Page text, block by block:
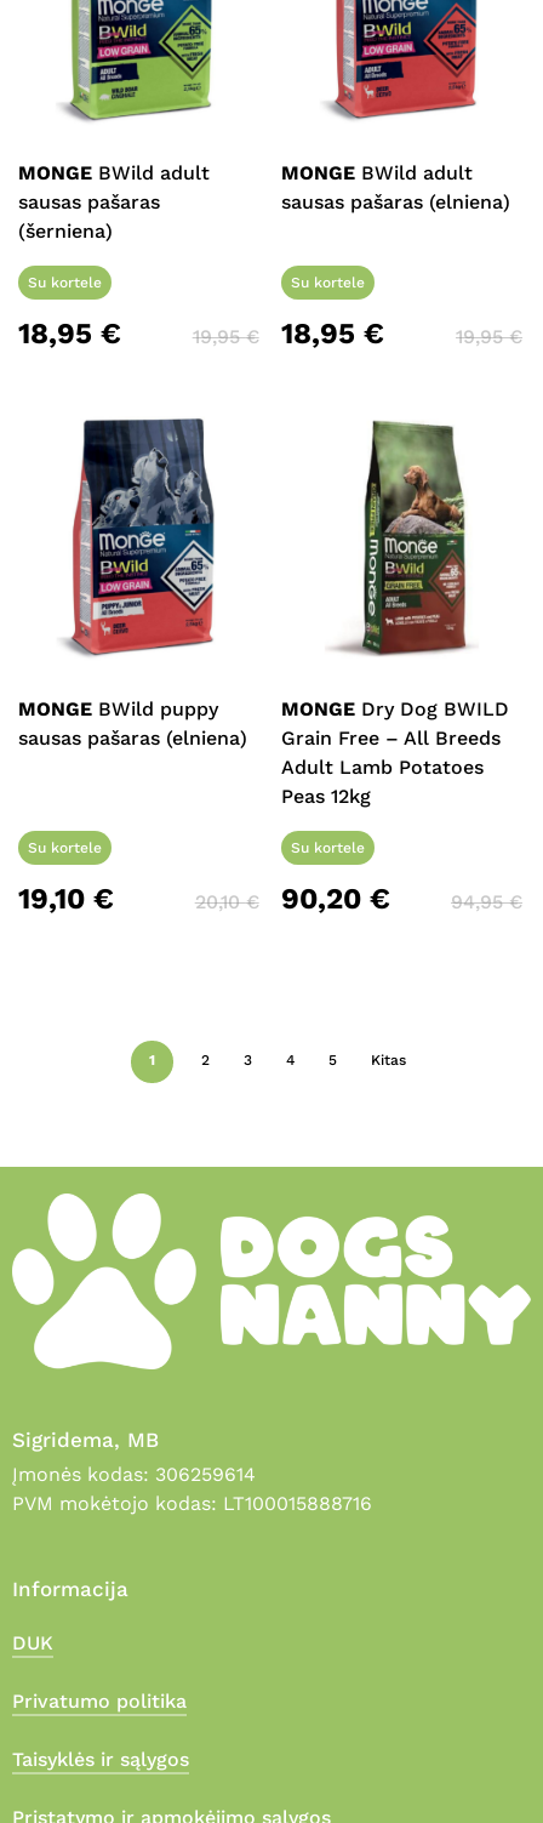
MONGE BWild adult
sausas pašaras
(šerniena)
Su kortele
18,95 € 19,95€
MONGE BWild adult
sausas pašaras (elniena)
Su kortele
18,95€ 19,95€
MONGE BWild puppy
sausas pašaras (elniena)
Su kortele
19,10 € 20,10€
MONGE Dry Dog BWILD
Grain Free – All Breeds
Adult Lamb Potatoes
Peas 12kg
Su kortele
90,20€ 94,95€
1 2 3 4 5 Kitas
Sigridema, MB
Įmonės kodas: 306259614
PVM mokėtojo kodas: LT100015888716
Informacija
DUK
Privatumo politika
Taisyklės ir sąlygos
Pristatymo ir apmokėjimo sąlygos